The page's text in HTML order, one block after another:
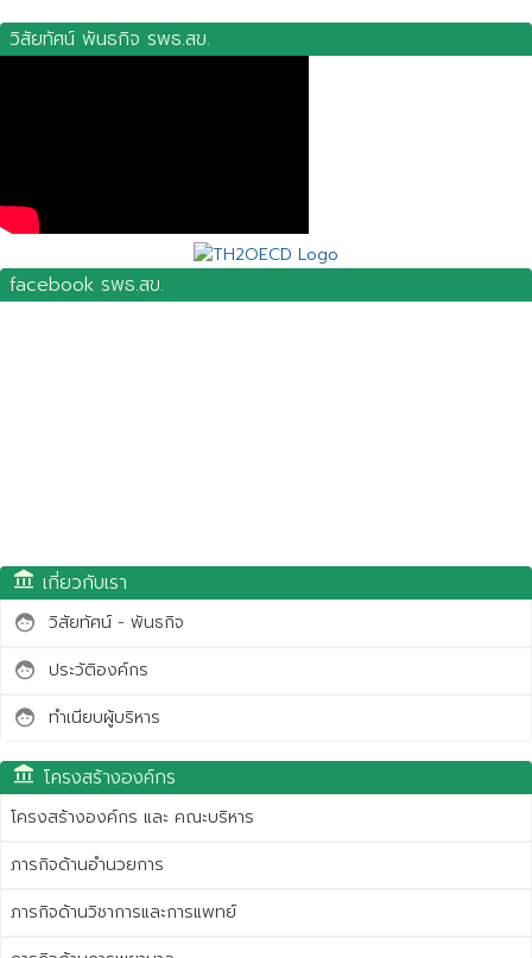
วิสัยทัศน์ พันธกิจ รพธ.สข.
facebook รพธ.สข.
account_balance เกี่ยวกับเรา
face วิสัยทัศน์ - พันธกิจ
face ประวัติองค์กร
face ทำเนียบผู้บริหาร
account_balance โครงสร้างองค์กร
โครงสร้างองค์กร และ คณะบริหาร
ภารกิจด้านอำนวยการ
ภารกิจด้านวิชาการและการแพทย์